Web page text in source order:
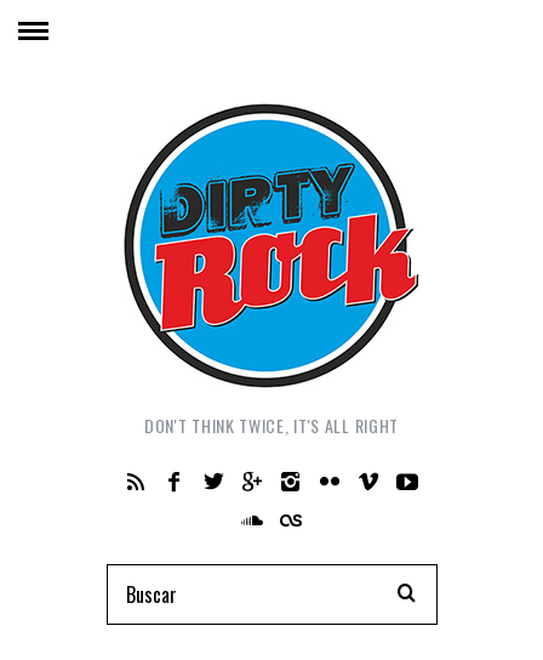
DON'T THINK TWICE, IT'S ALL RIGHT